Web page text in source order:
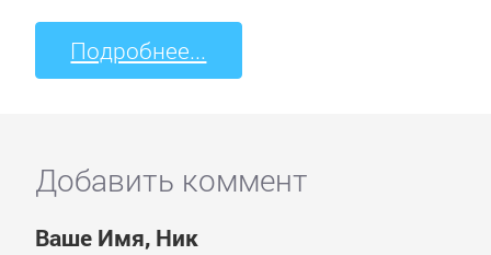
Подробнее...
Добавить коммент
Ваше Имя, Ник